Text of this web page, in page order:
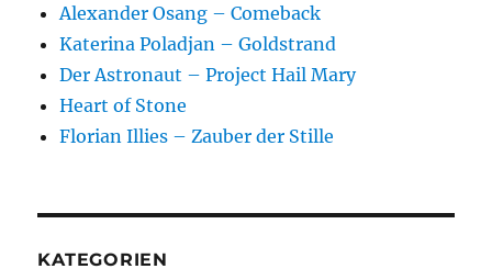
Alexander Osang – Comeback
Katerina Poladjan – Goldstrand
Der Astronaut – Project Hail Mary
Heart of Stone
Florian Illies – Zauber der Stille
KATEGORIEN